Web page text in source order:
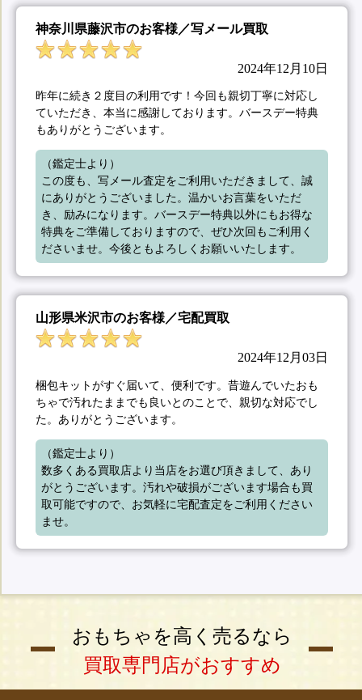
神奈川県藤沢市のお客様／写メール買取
2024年12月10日
昨年に続き２度目の利用です！今回も親切丁寧に対応し
ていただき、本当に感謝しております。バースデー特典
もありがとうございます。
（鑑定士より）
この度も、写メール査定をご利用いただきまして、誠
にありがとうございました。温かいお言葉をいただ
き、励みになります。バースデー特典以外にもお得な
特典をご準備しておりますので、ぜひ次回もご利用く
ださいませ。今後ともよろしくお願いいたします。
山形県米沢市のお客様／宅配買取
2024年12月03日
梱包キットがすぐ届いて、便利です。昔遊んでいたおも
ちゃで汚れたままでも良いとのことで、親切な対応でし
た。ありがとうございます。
（鑑定士より）
数多くある買取店より当店をお選び頂きまして、あり
がとうございます。汚れや破損がございます場合も買
取可能ですので、お気軽に宅配査定をご利用ください
ませ。
おもちゃを高く売るなら
買取専門店がおすすめ